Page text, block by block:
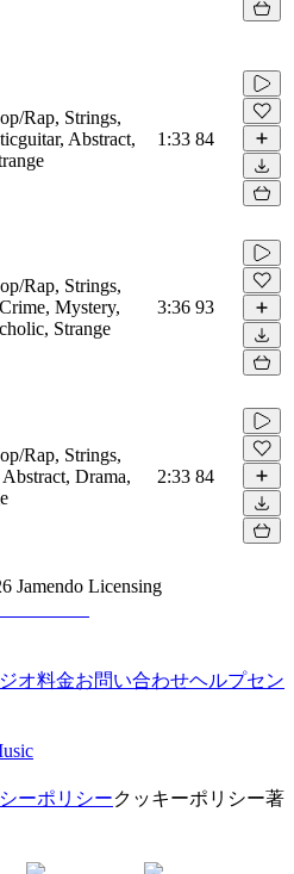
Rap, Strings,
Abstract,
1:33 84
Rap, Strings,
Mystery,
Strange
3:36 93
Rap, Strings,
Drama,
2:33 84
Jamendo Licensing
オ料金お問い合わせヘルプセン
ーポリシークッキーポリシー著